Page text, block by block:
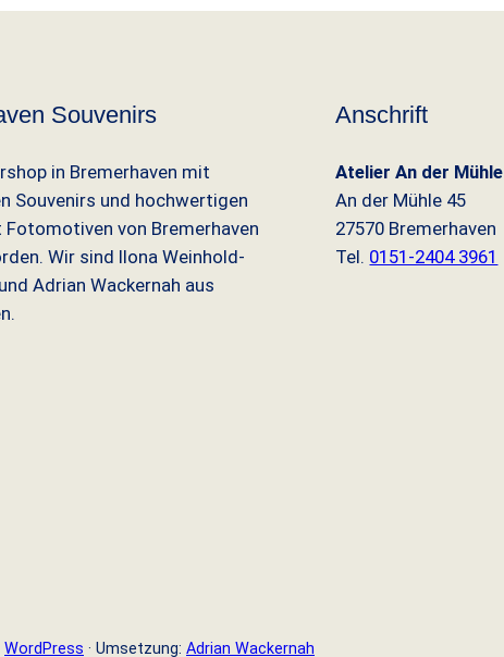
Souvenirs
in Bremerhaven mit
Souvenirs und hochwertigen
Fotomotiven von Bremerhaven
Wir sind Ilona Weinhold-
Adrian Wackernah aus
Anschrift
Atelier An der Mühle
An der Mühle 45
27570 Bremerhaven
Tel. 0151-2404 3961
WordPress · Umsetzung: Adrian Wackernah